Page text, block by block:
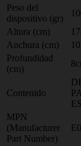
Peso del
dispositivo (gr)
Altura (cm)
Anchura (cm)
Profundidad
(cm)
Contenido
MPN
(Manufacturer
Part Number)